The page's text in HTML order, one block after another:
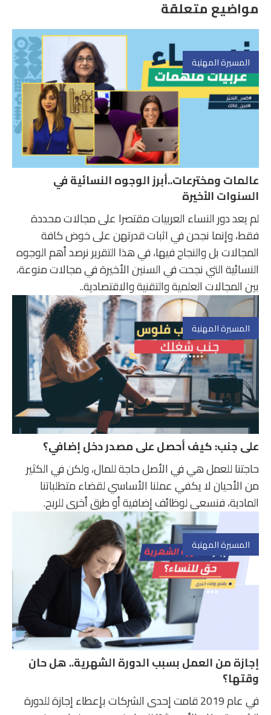
مواضيع متعلقة
المسيرة المهنية
عالمات ومخترعات..أبرز الوجوه النسائية في
السنوات الأخيرة
لم يعد دور النساء العربيات مقتصرا على مجالات محددة
فقط، وإنما نجحن في اثبات قدرتهن على خوض كافة
المجالات بل والنجاح فيها، في هذا التقرير نرصد أهم الوجوه
النسائية التي نجحت في السنين الأخيرة في مجالات منوعة،
بين المجالات العلمية والتقنية والاقتصادية..
المسيرة المهنية
على جنب: كيف أحصل على مصدر دخل إضافي؟
حاجتنا للعمل هي في الأصل حاجة للمال، ولكن في الكثير
من الأحيان لا يكفي عملنا الأساسي لقضاء متطلباتنا
المادية، فنسعى لوظائف إضافية أو طرق أخرى للربح.
المسيرة المهنية
إجازة من العمل بسبب الدورة الشهرية.. هل حان
وقتها؟
في عام 2019 قامت إحدى الشركات بإعطاء إجازة للدورة